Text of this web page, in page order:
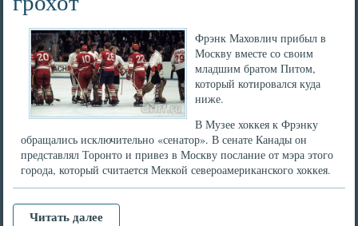
Фрэнк Маховлич прибыл в
Москву вместе со своим
младшим братом Питом,
который котировался куда
ниже.
В Музее хоккея к Фрэнку
обращались исключительно «сенатор». В сенате Канады он
представлял Торонто и привез в Москву послание от мэра этого
города, который считается Меккой североамериканского хоккея.
Читать далее